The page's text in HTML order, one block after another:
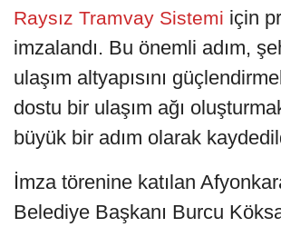
Raysız Tramvay Sistemi için
imzalandı. Bu önemli adım,
ulaşım altyapısını
dostu bir ulaşım ağı
büyük bir adım olarak
İmza törenine katılan
Belediye Başkanı Burcu